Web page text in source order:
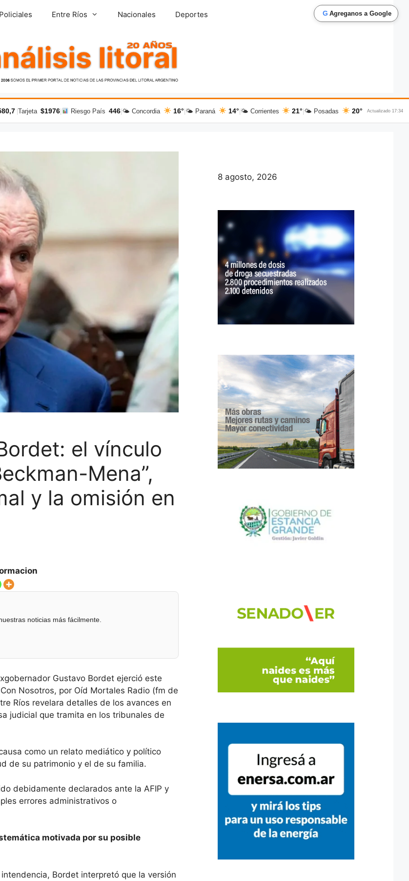
G Agreganos a Google
Policiales Entre Ríos Nacionales Deportes
|Tarjeta $1976| Riesgo País 446|🌤 Concordia 16°|🌤 Paraná 14°|🌤 Corrientes 21°|🌤 Posadas 20° Actualizado 17:34
el vínculo
Mena”,
y la omisión en
noticias más fácilmente.
Gustavo Bordet ejerció este
Nosotros, por Oíd Mortales Radio (fm de
Ríos revelara detalles de los avances en
judicial que tramita en los tribunales de
como un relato mediático y político
de su patrimonio y el de su familia.
debidamente declarados ante la AFIP y
errores administrativos o
motivada por su posible
Bordet interpretó que la versión
8 agosto, 2026